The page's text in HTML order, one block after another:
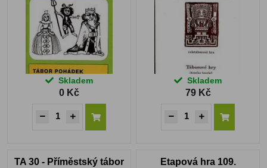
Skladem
0 Kč
Skladem
79 Kč
TA 30 - Příměstský tábor
Etapová hra 109.